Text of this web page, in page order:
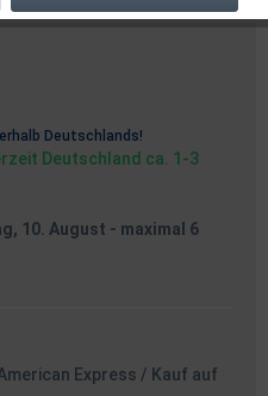
Deutschlands!
Deutschland ca. 1-3
10. August - maximal 6
Express / Kauf auf